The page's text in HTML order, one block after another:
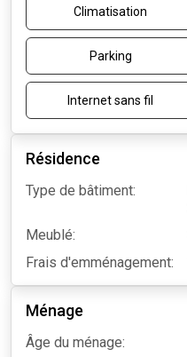
Climatisation
Parking
Internet sans fil
Résidence
Type de bâtiment:
Meublé:
Frais d'emménagement:
Ménage
Âge du ménage: